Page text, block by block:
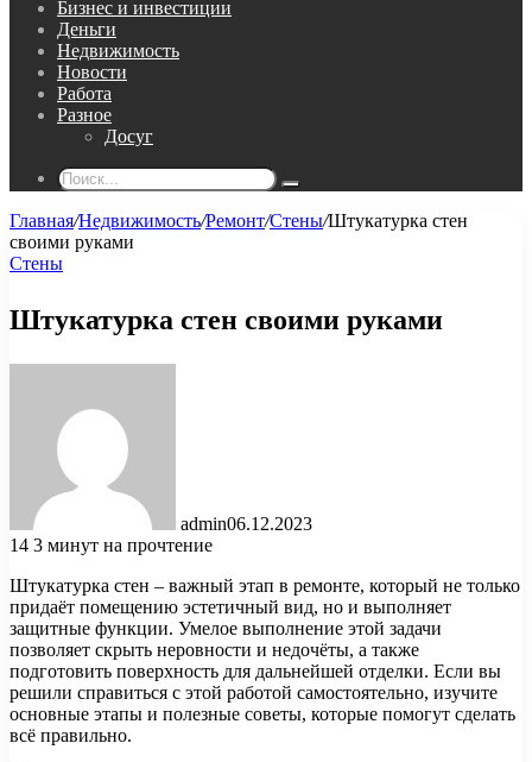
Бизнес и инвестиции
Деньги
Недвижимость
Новости
Работа
Разное
Досуг
Поиск...
Главная/Недвижимость/Ремонт/Стены/Штукатурка стен
своими руками
Стены
Штукатурка стен своими руками
admin06.12.2023
14 3 минут на прочтение
Штукатурка стен – важный этап в ремонте, который не только
придаёт помещению эстетичный вид, но и выполняет
защитные функции. Умелое выполнение этой задачи
позволяет скрыть неровности и недочёты, а также
подготовить поверхность для дальнейшей отделки. Если вы
решили справиться с этой работой самостоятельно, изучите
основные этапы и полезные советы, которые помогут сделать
всё правильно.